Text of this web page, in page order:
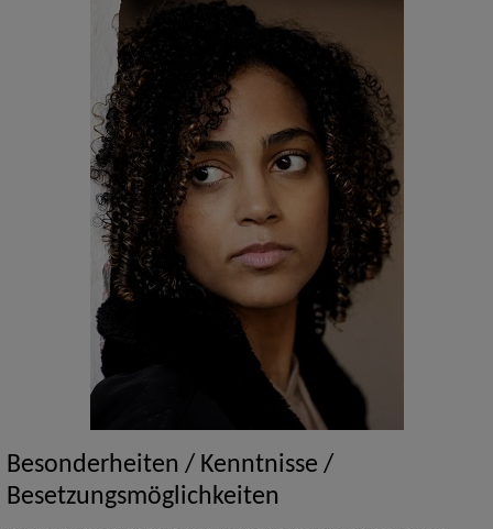
Besonderheiten / Kenntnisse /
Besetzungsmöglichkeiten